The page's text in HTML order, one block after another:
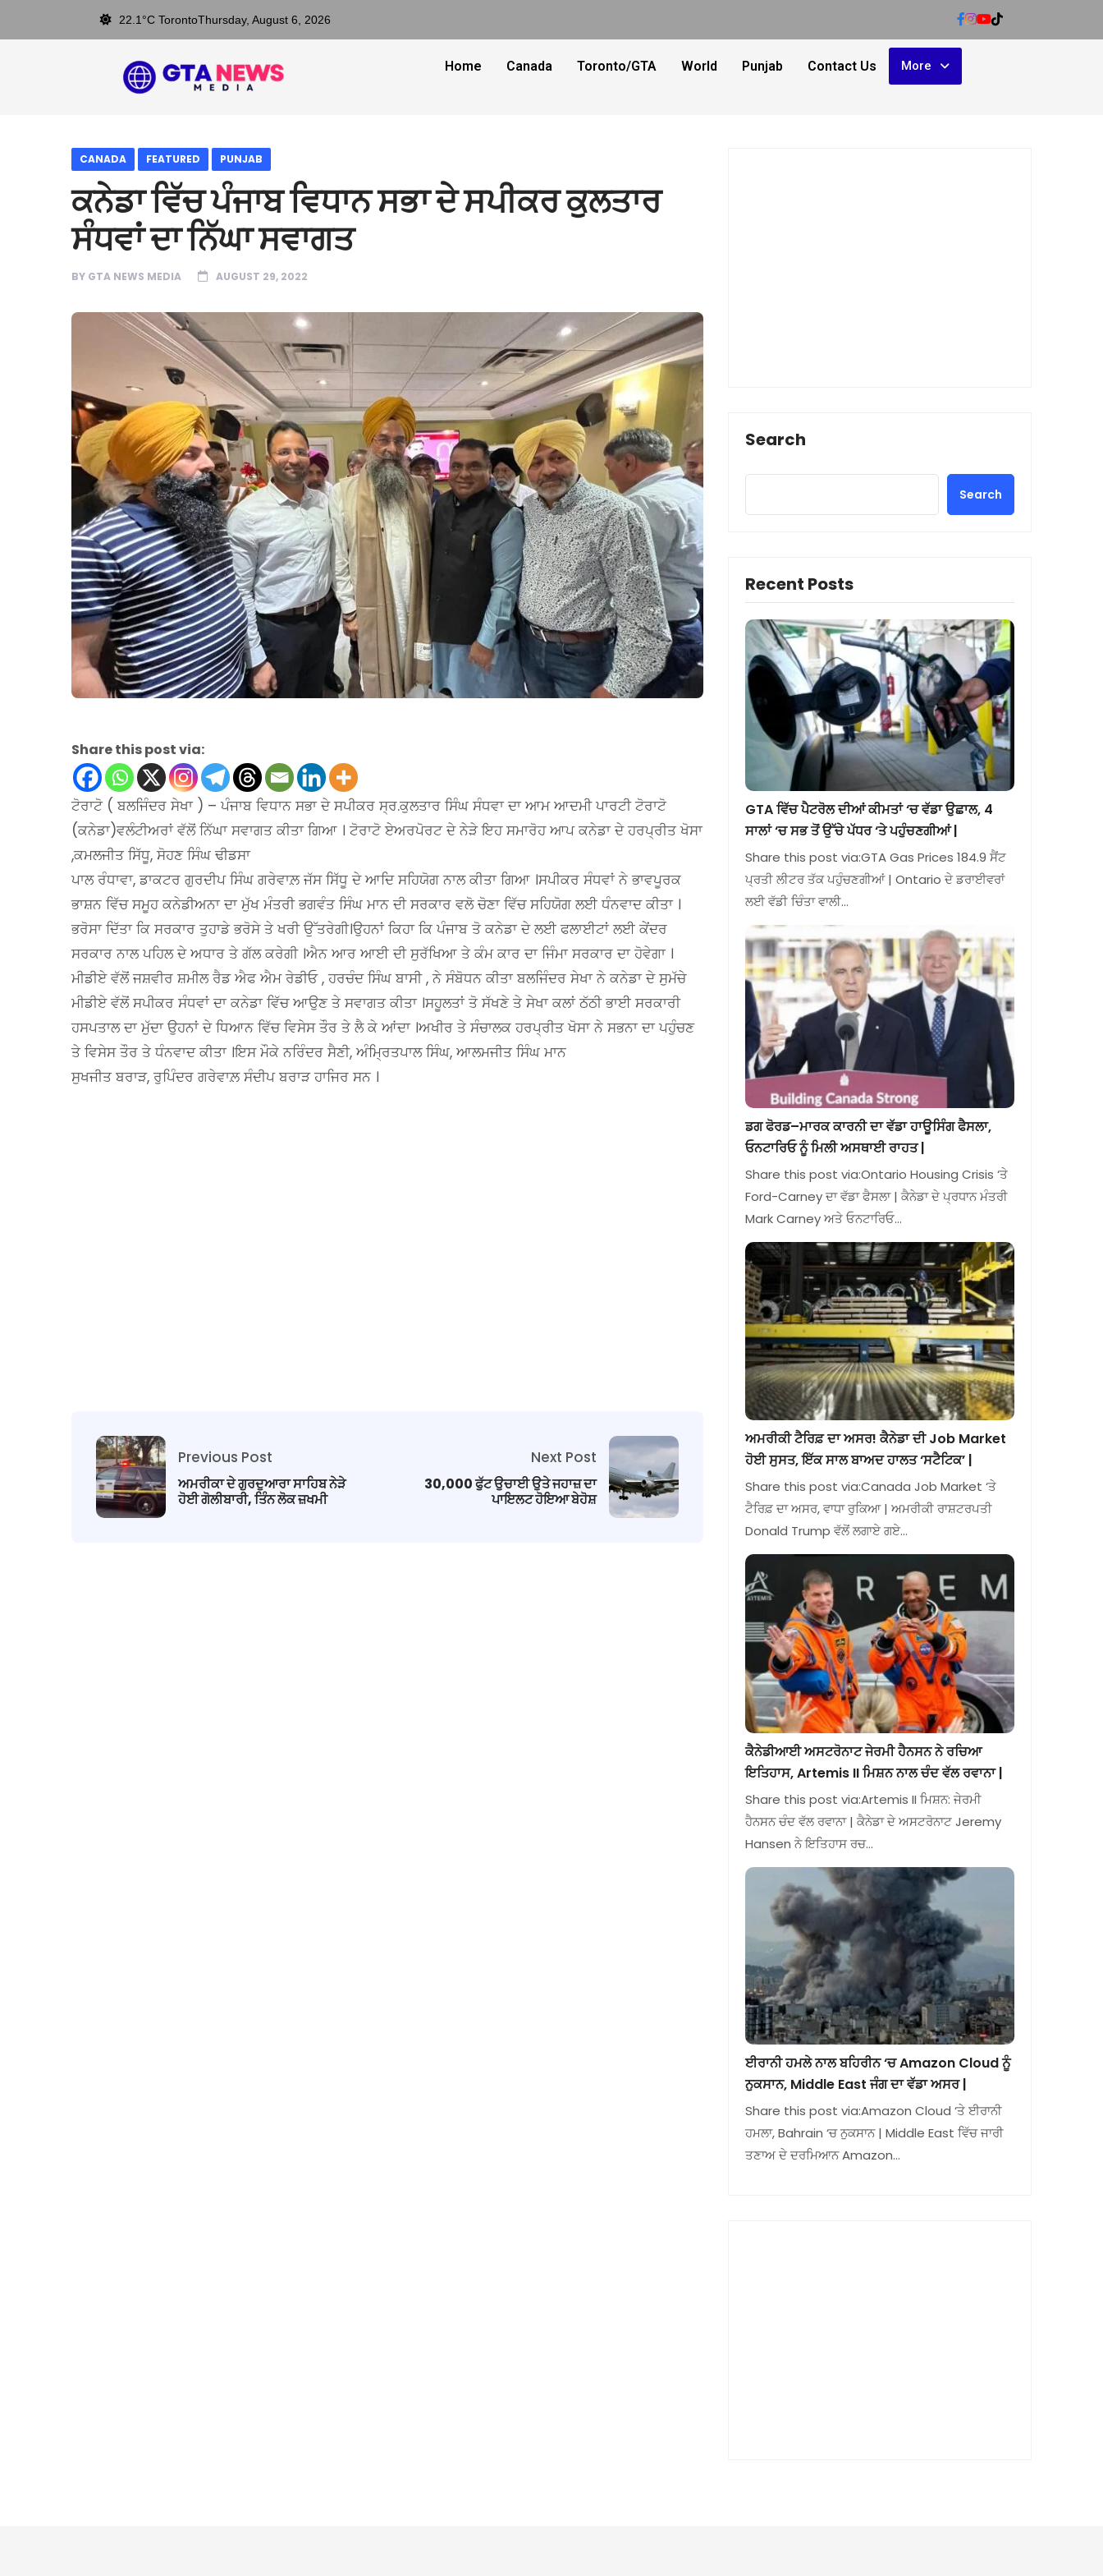
22.1°C TorontoThursday, August 6, 2026
Home Canada Toronto/GTA World Punjab Contact Us More
CANADA FEATURED PUNJAB
ਕਨੇਡਾ ਵਿੱਚ ਪੰਜਾਬ ਵਿਧਾਨ ਸਭਾ ਦੇ ਸਪੀਕਰ ਕੁਲਤਾਰ
ਸੰਧਵਾਂ ਦਾ ਨਿੱਘਾ ਸਵਾਗਤ
BY GTA NEWS MEDIA AUGUST 29, 2022
Share this post via:
ਟੋਰਾਟੋ ( ਬਲਜਿੰਦਰ ਸੇਖਾ ) – ਪੰਜਾਬ ਵਿਧਾਨ ਸਭਾ ਦੇ ਸਪੀਕਰ ਸ੍ਰ.ਕੁਲਤਾਰ ਸਿੰਘ ਸੰਧਵਾ ਦਾ ਆਮ ਆਦਮੀ ਪਾਰਟੀ ਟੋਰਾਟੋ
(ਕਨੇਡਾ)ਵਲੰਟੀਅਰਾਂ ਵੱਲੋਂ ਨਿੱਘਾ ਸਵਾਗਤ ਕੀਤਾ ਗਿਆ । ਟੋਰਾਟੋ ਏਅਰਪੋਰਟ ਦੇ ਨੇੜੇ ਇਹ ਸਮਾਰੋਹ ਆਪ ਕਨੇਡਾ ਦੇ ਹਰਪ੍ਰੀਤ ਖੋਸਾ
,ਕਮਲਜੀਤ ਸਿੱਧੂ, ਸੋਹਣ ਸਿੰਘ ਢੀਡਸਾ
ਪਾਲ ਰੰਧਾਵਾ, ਡਾਕਟਰ ਗੁਰਦੀਪ ਸਿੰਘ ਗਰੇਵਾਲ਼ ਜੱਸ ਸਿੱਧੂ ਦੇ ਆਦਿ ਸਹਿਯੋਗ ਨਾਲ ਕੀਤਾ ਗਿਆ ।ਸਪੀਕਰ ਸੰਧਵਾਂ ਨੇ ਭਾਵਪੂਰਕ
ਭਾਸ਼ਨ ਵਿੱਚ ਸਮੂਹ ਕਨੇਡੀਅਨਾ ਦਾ ਮੁੱਖ ਮੰਤਰੀ ਭਗਵੰਤ ਸਿੰਘ ਮਾਨ ਦੀ ਸਰਕਾਰ ਵਲੋ ਚੋਣਾ ਵਿੱਚ ਸਹਿਯੋਗ ਲਈ ਧੰਨਵਾਦ ਕੀਤਾ ।
ਭਰੋਸਾ ਦਿੱਤਾ ਕਿ ਸਰਕਾਰ ਤੁਹਾਡੇ ਭਰੋਸੇ ਤੇ ਖਰੀ ਉੱਤਰੇਗੀ।ਉਹਨਾਂ ਕਿਹਾ ਕਿ ਪੰਜਾਬ ਤੋ ਕਨੇਡਾ ਦੇ ਲਈ ਫਲਾਈਟਾਂ ਲਈ ਕੇਂਦਰ
ਸਰਕਾਰ ਨਾਲ ਪਹਿਲ ਦੇ ਅਧਾਰ ਤੇ ਗੱਲ ਕਰੇਗੀ ।ਐਨ ਆਰ ਆਈ ਦੀ ਸੁਰੱਖਿਆ ਤੇ ਕੰਮ ਕਾਰ ਦਾ ਜਿੰਮਾ ਸਰਕਾਰ ਦਾ ਹੋਵੇਗਾ ।
ਮੀਡੀਏ ਵੱਲੋਂ ਜਸ਼ਵੀਰ ਸ਼ਮੀਲ ਰੈਡ ਐਫ ਐਮ ਰੇਡੀਓ , ਹਰਚੰਦ ਸਿੰਘ ਬਾਸੀ , ਨੇ ਸੰਬੋਧਨ ਕੀਤਾ ਬਲਜਿੰਦਰ ਸੇਖਾ ਨੇ ਕਨੇਡਾ ਦੇ ਸੁਮੱਚੇ
ਮੀਡੀਏ ਵੱਲੋਂ ਸਪੀਕਰ ਸੰਧਵਾਂ ਦਾ ਕਨੇਡਾ ਵਿੱਚ ਆਉਣ ਤੇ ਸਵਾਗਤ ਕੀਤਾ ।ਸਹੂਲਤਾਂ ਤੋ ਸੱਖਣੇ ਤੇ ਸੇਖਾ ਕਲਾਂ ਠੱਠੀ ਭਾਈ ਸਰਕਾਰੀ
ਹਸਪਤਾਲ ਦਾ ਮੁੱਦਾ ਉਹਨਾਂ ਦੇ ਧਿਆਨ ਵਿੱਚ ਵਿਸੇਸ ਤੌਰ ਤੇ ਲੈ ਕੇ ਆਂਦਾ ।ਅਖੀਰ ਤੇ ਸੰਚਾਲਕ ਹਰਪ੍ਰੀਤ ਖੋਸਾ ਨੇ ਸਭਨਾ ਦਾ ਪਹੁੰਚਣ
ਤੇ ਵਿਸੇਸ ਤੌਰ ਤੇ ਧੰਨਵਾਦ ਕੀਤਾ ।ਇਸ ਮੌਕੇ ਨਰਿੰਦਰ ਸੈਣੀ, ਅੰਮ੍ਰਿਤਪਾਲ ਸਿੰਘ, ਆਲਮਜੀਤ ਸਿੰਘ ਮਾਨ
ਸੁਖਜੀਤ ਬਰਾੜ, ਰੁਪਿੰਦਰ ਗਰੇਵਾਲ਼ ਸੰਦੀਪ ਬਰਾੜ ਹਾਜਿਰ ਸਨ ।
Previous Post
ਅਮਰੀਕਾ ਦੇ ਗੁਰਦੁਆਰਾ ਸਾਹਿਬ ਨੇੜੇ
ਹੋਈ ਗੋਲੀਬਾਰੀ, ਤਿੰਨ ਲੋਕ ਜ਼ਖਮੀ
Next Post
30,000 ਫੁੱਟ ਉਚਾਈ ਉਤੇ ਜਹਾਜ਼ ਦਾ
ਪਾਇਲਟ ਹੋਇਆ ਬੇਹੋਸ਼
Search
Search
Recent Posts
GTA ਵਿੱਚ ਪੈਟਰੋਲ ਦੀਆਂ ਕੀਮਤਾਂ ‘ਚ ਵੱਡਾ ਉਛਾਲ, 4
ਸਾਲਾਂ ‘ਚ ਸਭ ਤੋਂ ਉੱਚੇ ਪੱਧਰ ‘ਤੇ ਪਹੁੰਚਣਗੀਆਂ |
Share this post via:GTA Gas Prices 184.9 ਸੈਂਟ
ਪ੍ਰਤੀ ਲੀਟਰ ਤੱਕ ਪਹੁੰਚਣਗੀਆਂ | Ontario ਦੇ ਡਰਾਈਵਰਾਂ
ਲਈ ਵੱਡੀ ਚਿੰਤਾ ਵਾਲੀ…
ਡਗ ਫੋਰਡ–ਮਾਰਕ ਕਾਰਨੀ ਦਾ ਵੱਡਾ ਹਾਊਸਿੰਗ ਫੈਸਲਾ,
ਓਨਟਾਰਿਓ ਨੂੰ ਮਿਲੀ ਅਸਥਾਈ ਰਾਹਤ |
Share this post via:Ontario Housing Crisis ‘ਤੇ
Ford-Carney ਦਾ ਵੱਡਾ ਫੈਸਲਾ | ਕੈਨੇਡਾ ਦੇ ਪ੍ਰਧਾਨ ਮੰਤਰੀ
Mark Carney ਅਤੇ ਓਨਟਾਰਿਓ…
ਅਮਰੀਕੀ ਟੈਰਿਫ਼ ਦਾ ਅਸਰ! ਕੈਨੇਡਾ ਦੀ Job Market
ਹੋਈ ਸੁਸਤ, ਇੱਕ ਸਾਲ ਬਾਅਦ ਹਾਲਤ ‘ਸਟੈਟਿਕ’ |
Share this post via:Canada Job Market ‘ਤੇ
ਟੈਰਿਫ਼ ਦਾ ਅਸਰ, ਵਾਧਾ ਰੁਕਿਆ | ਅਮਰੀਕੀ ਰਾਸ਼ਟਰਪਤੀ
Donald Trump ਵੱਲੋਂ ਲਗਾਏ ਗਏ…
ਕੈਨੇਡੀਆਈ ਅਸਟਰੋਨਾਟ ਜੇਰਮੀ ਹੈਨਸਨ ਨੇ ਰਚਿਆ
ਇਤਿਹਾਸ, Artemis II ਮਿਸ਼ਨ ਨਾਲ ਚੰਦ ਵੱਲ ਰਵਾਨਾ |
Share this post via:Artemis II ਮਿਸ਼ਨ: ਜੇਰਮੀ
ਹੈਨਸਨ ਚੰਦ ਵੱਲ ਰਵਾਨਾ | ਕੈਨੇਡਾ ਦੇ ਅਸਟਰੋਨਾਟ Jeremy
Hansen ਨੇ ਇਤਿਹਾਸ ਰਚ…
ਈਰਾਨੀ ਹਮਲੇ ਨਾਲ ਬਹਿਰੀਨ ‘ਚ Amazon Cloud ਨੂੰ
ਨੁਕਸਾਨ, Middle East ਜੰਗ ਦਾ ਵੱਡਾ ਅਸਰ |
Share this post via:Amazon Cloud ‘ਤੇ ਈਰਾਨੀ
ਹਮਲਾ, Bahrain ‘ਚ ਨੁਕਸਾਨ | Middle East ਵਿੱਚ ਜਾਰੀ
ਤਣਾਅ ਦੇ ਦਰਮਿਆਨ Amazon…